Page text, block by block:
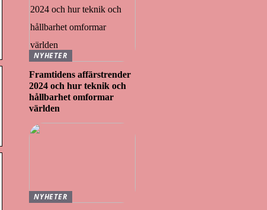
NYHETER
Framtidens affärstrender
2024 och hur teknik och
hållbarhet omformar
världen
NYHETER